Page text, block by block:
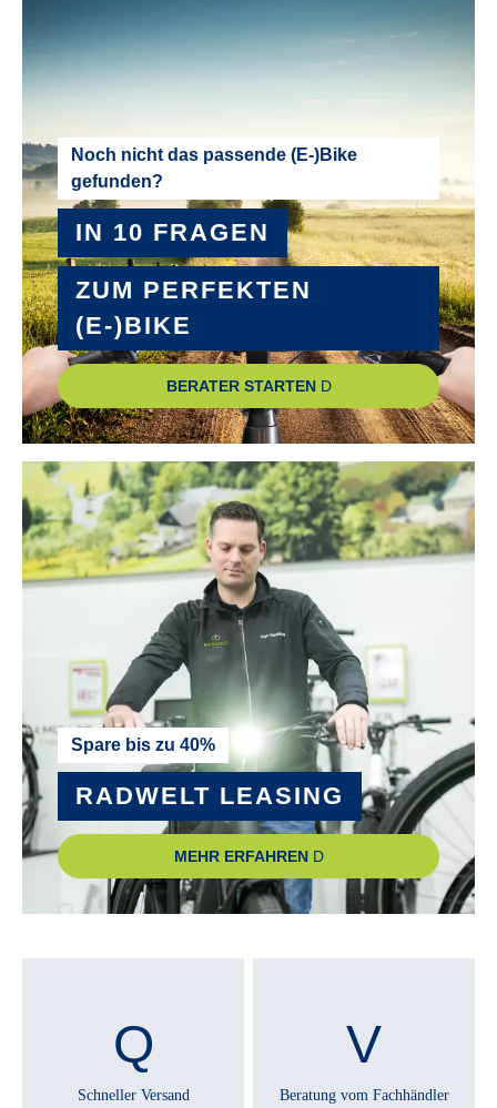
Noch nicht das passende (E-)Bike
gefunden?
IN 10 FRAGEN
ZUM PERFEKTEN
(E-)BIKE
BERATER STARTEN
Spare bis zu 40%
RADWELT LEASING
MEHR ERFAHREN
Schneller Versand Beratung vom Fachhändler